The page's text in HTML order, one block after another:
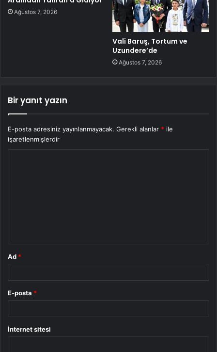
Ağustos 7, 2026
Vali Baruş, Tortum ve
Uzundere’de
Ağustos 7, 2026
Bir yanıt yazın
E-posta adresiniz yayınlanmayacak. Gerekli alanlar * ile
işaretlenmişlerdir
Ad *
E-posta *
İnternet sitesi